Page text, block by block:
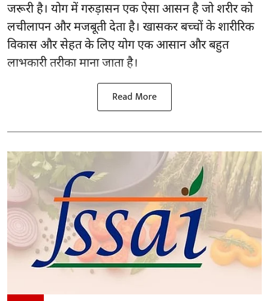
जरूरी है। योगमें गरुड़ासन एक ऐसा आसन है जो शरीर को
लचीलापन और मजबूती देता है। खासकर बच्चों के शारीरिक
विकास और सेहत के लिए योग एक आसान और बहुत
लाभकारी तरीका माना जाता है।
Read More